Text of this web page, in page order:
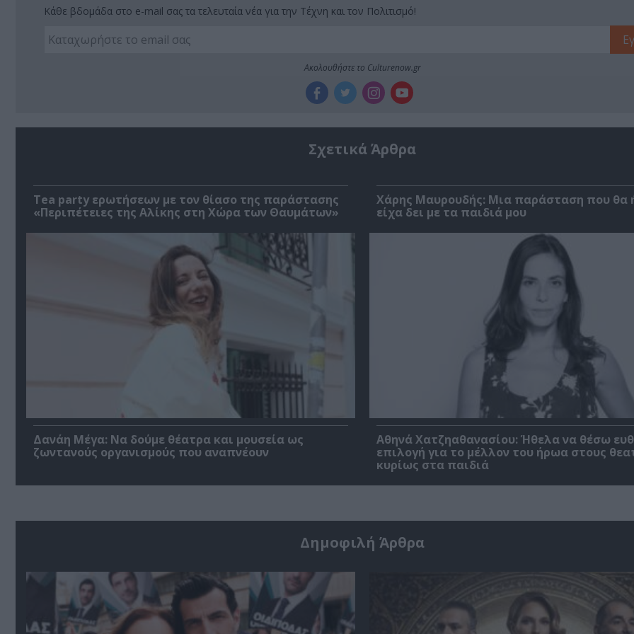
Κάθε βδομάδα στο e-mail σας τα τελευταία νέα για την Τέχνη και τον Πολιτισμό!
Ακολουθήστε το Culturenow.gr
Σχετικά Άρθρα
Tea party ερωτήσεων με τον θίασο της παράστασης
«Περιπέτειες της Αλίκης στη Χώρα των Θαυμάτων»
Χάρης Μαυρουδής: Μια παράσταση που θα
είχα δει με τα παιδιά μου
Δανάη Μέγα: Να δούμε θέατρα και μουσεία ως
ζωντανούς οργανισμούς που αναπνέουν
Αθηνά Χατζηαθανασίου: Ήθελα να θέσω
επιλογή για το μέλλον του ήρωα στους
κυρίως στα παιδιά
Δημοφιλή Άρθρα